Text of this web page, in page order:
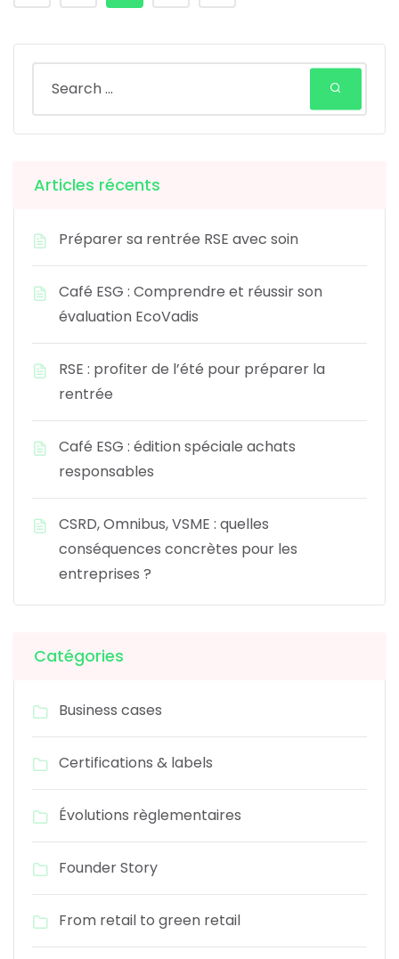
Articles récents
Préparer sa rentrée RSE avec soin
Café ESG : Comprendre et réussir son
évaluation EcoVadis
RSE : profiter de l’été pour préparer la
rentrée
Café ESG : édition spéciale achats
responsables
CSRD, Omnibus, VSME : quelles
conséquences concrètes pour les
entreprises ?
Catégories
Business cases
Certifications & labels
Évolutions règlementaires
Founder Story
From retail to green retail